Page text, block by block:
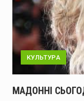
КУЛЬТУРА
МАДОННІ